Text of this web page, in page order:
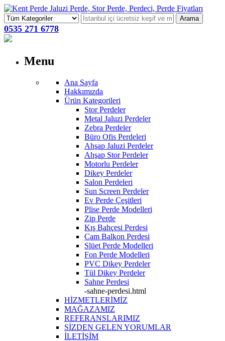
Arama
0535 271 6778
Menu
Ana Sayfa
Hakkımızda
Ürün Kategorileri
Stor Perdeler
Metal Jaluzi Perdeler
Zebra Perdeler
Büro Ofis Perdeleri
Ahşap Jaluzi Perdeler
Ahşap Stor Perdeler
Motorlu Perdeler
Dikey Perdeler
Salon Perdeleri
Sun Screen Perdeler
Ev Perde Çeşitleri
Plise Perde Modelleri
Zip Perde
Kış Bahçesi Perdesi
Cam Balkon Perdesi
Slüet Perde Modelleri
Fon Perde Modelleri
PVC Dikey Perdeler
Tül Dikey Perdeler
Sahne Perdesi
-sahne-perdesi.html
HİZMETLERİMİZ
MAĞAZAMIZ
REFERANSLARIMIZ
SİZDEN GELEN YORUMLAR
İLETİŞİM